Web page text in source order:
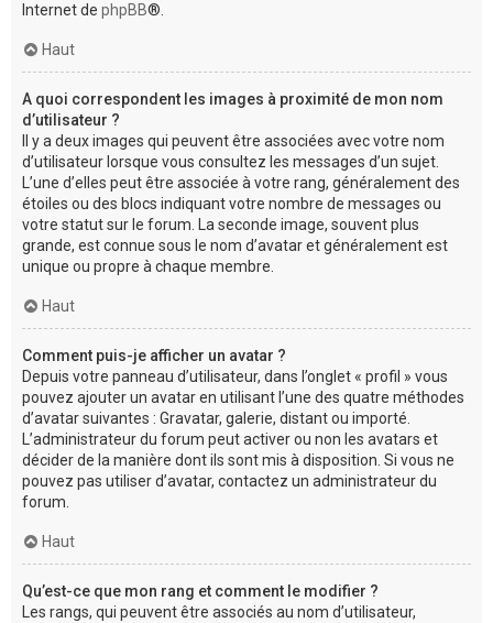
Internet de phpBB®.
Haut
A quoi correspondent les images à proximité de mon nom
d’utilisateur ?
Il y a deux images qui peuvent être associées avec votre nom
d’utilisateur lorsque vous consultez les messages d’un sujet.
L’une d’elles peut être associée à votre rang, généralement des
étoiles ou des blocs indiquant votre nombre de messages ou
votre statut sur le forum. La seconde image, souvent plus
grande, est connue sous le nom d’avatar et généralement est
unique ou propre à chaque membre.
Haut
Comment puis-je afficher un avatar ?
Depuis votre panneau d’utilisateur, dans l’onglet « profil » vous
pouvez ajouter un avatar en utilisant l’une des quatre méthodes
d’avatar suivantes : Gravatar, galerie, distant ou importé.
L’administrateur du forum peut activer ou non les avatars et
décider de la manière dont ils sont mis à disposition. Si vous ne
pouvez pas utiliser d’avatar, contactez un administrateur du
forum.
Haut
Qu’est-ce que mon rang et comment le modifier ?
Les rangs, qui peuvent être associés au nom d’utilisateur,